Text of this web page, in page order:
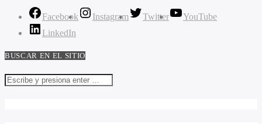
Facebook Instagram Twitter
YouTube
LinkedIn
BUSCAR EN EL SITIO